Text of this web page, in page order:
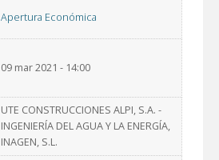
Apertura Económica
09 mar 2021 - 14:00
UTE CONSTRUCCIONES ALPI, S.A. -
INGENIERÍA DEL AGUA Y LA ENERGÍA,
INAGEN, S.L.